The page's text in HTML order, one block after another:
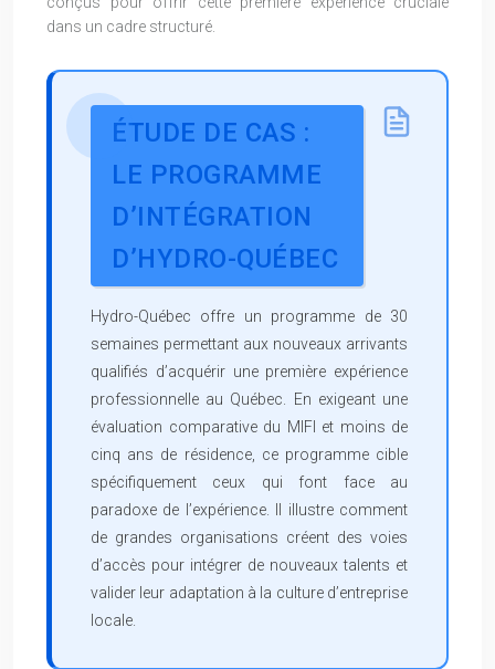
dans un cadre structuré.
ÉTUDE DE CAS :
LE PROGRAMME
D’INTÉGRATION
D’HYDRO-QUÉBEC
Hydro-Québec offre un programme de 30
semaines permettant aux nouveaux arrivants
qualifiés d’acquérir une première expérience
professionnelle au Québec. En exigeant une
évaluation comparative du MIFI et moins de
cinq ans de résidence, ce programme cible
spécifiquement ceux qui font face au
paradoxe de l’expérience. Il illustre comment
de grandes organisations créent des voies
d’accès pour intégrer de nouveaux talents et
valider leur adaptation à la culture d’entreprise
locale.